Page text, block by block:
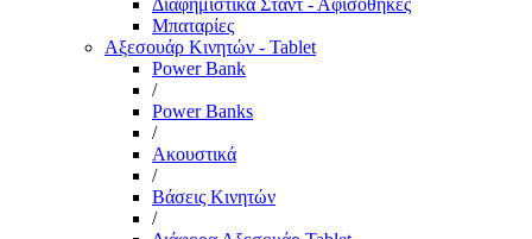
Διαφημιστικά Σταντ - Αφισοθήκες
Μπαταρίες
Αξεσουάρ Κινητών - Tablet
Power Bank
/
Power Banks
/
Ακουστικά
/
Βάσεις Κινητών
/